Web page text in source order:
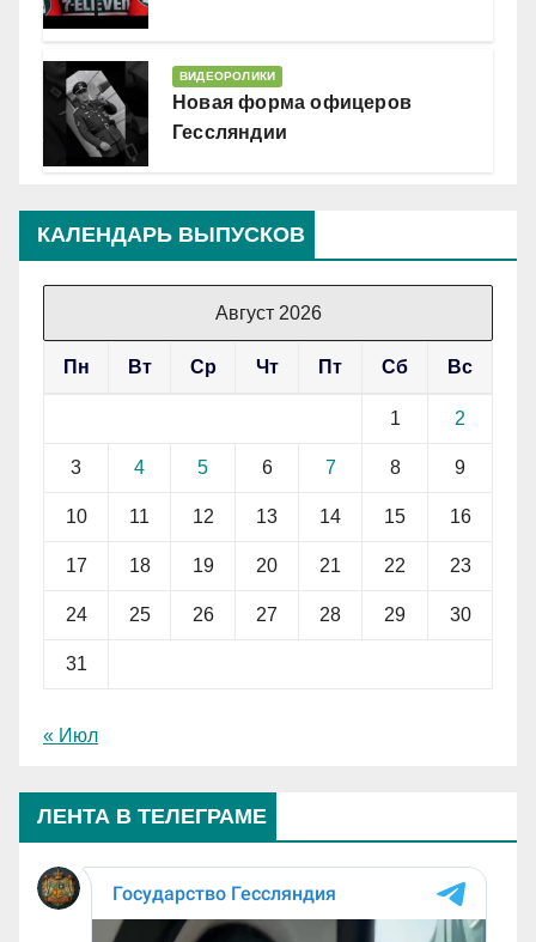
ВИДЕОРОЛИКИ
Новая форма офицеров
Гессляндии
КАЛЕНДАРЬ ВЫПУСКОВ
Август 2026
Пн Вт Ср Чт Пт Сб Вс
1 2
3 4 5 6 7 8 9
10 11 12 13 14 15 16
17 18 19 20 21 22 23
24 25 26 27 28 29 30
31
« Июл
ЛЕНТА В ТЕЛЕГРАМЕ